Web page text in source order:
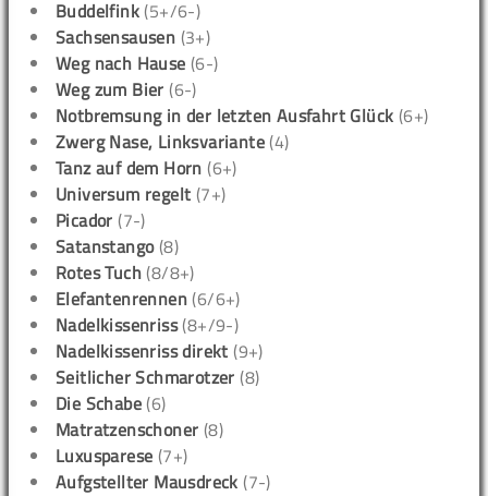
Buddelfink (5+/6-)
Sachsensausen (3+)
Weg nach Hause (6-)
Weg zum Bier (6-)
Notbremsung in der letzten Ausfahrt Glück (6+)
Zwerg Nase, Linksvariante (4)
Tanz auf dem Horn (6+)
Universum regelt (7+)
Picador (7-)
Satanstango(8)
Rotes Tuch (8/8+)
Elefantenrennen (6/6+)
Nadelkissenriss(8+/9-)
Nadelkissenriss direkt (9+)
Seitlicher Schmarotzer (8)
Die Schabe (6)
Matratzenschoner (8)
Luxusparese (7+)
Aufgstellter Mausdreck (7-)